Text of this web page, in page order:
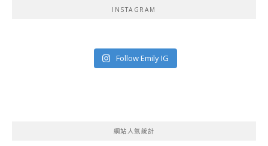
INSTAGRAM
Follow Emily IG
網站人氣統計